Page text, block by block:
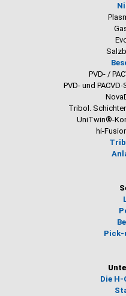
PVD- /
PVD- und
Tribol.
UniTwin®-
hi-
Pick-
Die